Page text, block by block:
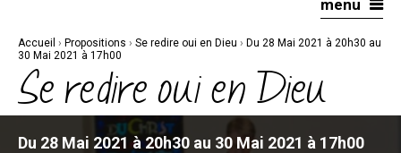
navigation
menu
Accueil › Propositions › Se redire oui en Dieu › Du 28 Mai 2021 à 20h30 au
30 Mai 2021 à 17h00
Se redire oui en Dieu
Du 28 Mai 2021 à 20h30 au 30 Mai 2021 à 17h00